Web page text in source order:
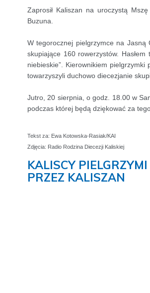
Zaprosił Kaliszan na uroczystą
Buzuna.
W tegorocznej pielgrzymce na Jasną
skupiające 160 rowerzystów. Hasłem
niebieskie”. Kierownikiem
towarzyszyli duchowo diecezjanie
Jutro, 20 sierpnia, o godz. 18.00 w
podczas której będą dziękować za
Tekst za: Ewa Kotowska-Rasiak/KAI
Zdjęcia: Radio Rodzina Diecezji Kaliskiej
KALISCY
PRZEZ KALISZAN